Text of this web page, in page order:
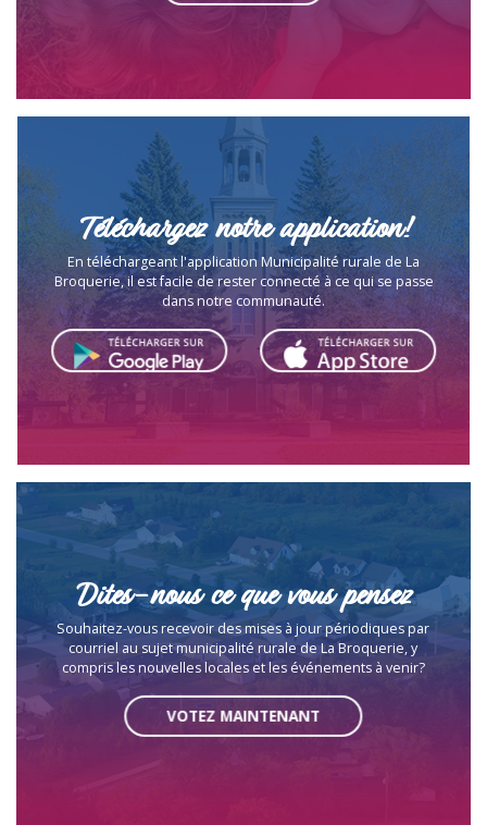
Téléchargez notre application!
En téléchargeant l'application Municipalité rurale de La
Broquerie, il est facile de rester connecté à ce qui se passe
dans notre communauté.
Dites-nous ce que vous pensez
Souhaitez-vous recevoir des mises à jour périodiques par
courriel au sujet municipalité rurale de La Broquerie, y
compris les nouvelles locales et les événements à venir?
VOTEZ MAINTENANT